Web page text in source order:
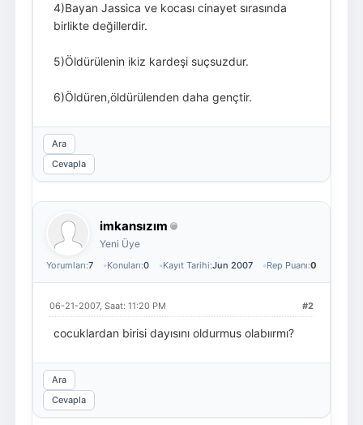
4)Bayan Jassica ve kocası cinayet sırasında
birlikte değillerdir.
5)Öldürülenin ikiz kardeşi suçsuzdur.
6)Öldüren,öldürülenden daha gençtir.
Ara
Cevapla
imkansızım
Yeni Üye
Yorumları:7 Konuları:0 Kayıt Tarihi:Jun 2007 Rep Puanı:0
#2
06-21-2007, Saat: 11:20 PM
cocuklardan birisi dayısını oldurmus olabıırmı?
Ara
Cevapla